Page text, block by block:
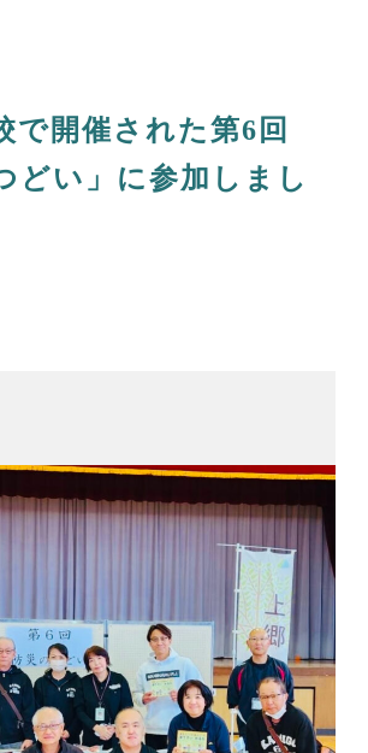
で開催された第6回
どい」に参加しまし